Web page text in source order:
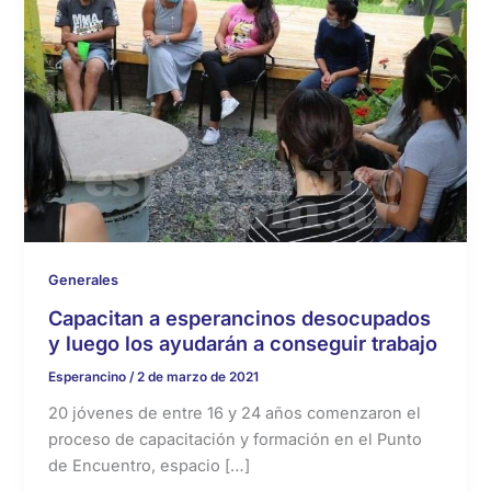
Generales
Capacitan a esperancinos desocupados
y luego los ayudarán a conseguir trabajo
Esperancino /2 de marzo de 2021
20 jóvenes de entre 16 y 24 años comenzaron el
proceso de capacitación y formación en el Punto
de Encuentro, espacio […]